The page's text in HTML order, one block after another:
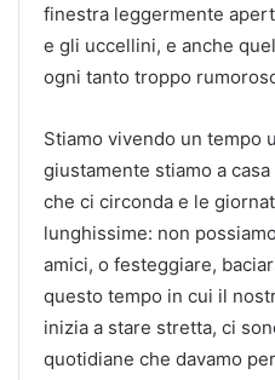
finestra leggermente
e gli uccellini, e anche
ogni tanto troppo
Stiamo vivendo un tempo
giustamente stiamo a
che ci circonda e le
lunghissime: non
amici, o festeggiare,
questo tempo in cui il
inizia a stare stretta, ci
quotidiane che davamo